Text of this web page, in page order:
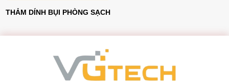
THẢM DÍNH BỤI PHÒNG SẠCH